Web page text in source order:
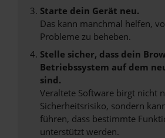
Starte dein Gerät neu.
Das kann manchmal helfen,
Probleme zu beheben.
Stelle sicher, dass dein
Betriebssystem auf dem
sind.
Veraltete Software birgt nicht
Sicherheitsrisiko, sondern
führen, dass bestimmte
unterstützt werden.